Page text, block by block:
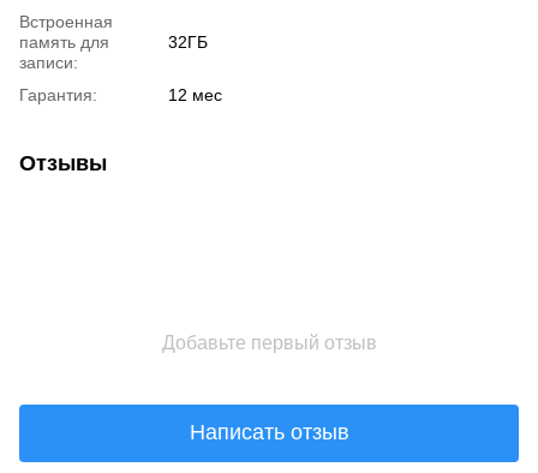
Встроенная
память для
записи:
32ГБ
Гарантия: 12 мес
Отзывы
Добавьте первый отзыв
Написать отзыв